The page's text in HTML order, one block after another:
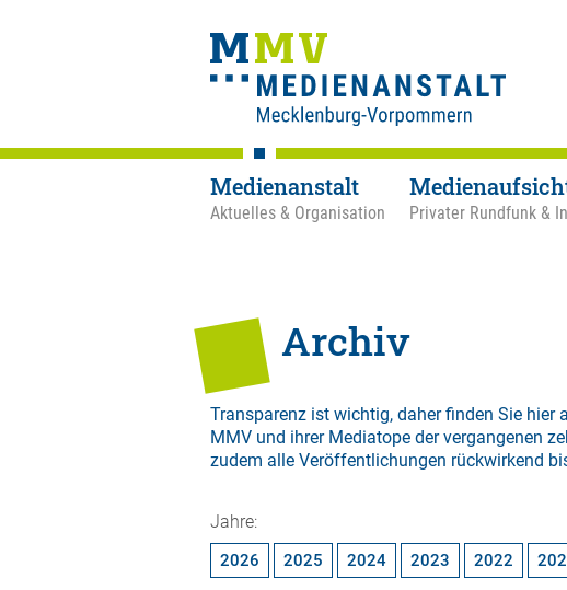
Medienanstalt
Aktuelles & Organisation Privater Rundfunk &
Archiv
Transparenz ist wichtig, daher finden Sie
MMV und ihrer Mediatope der vergangenen
zudem alle Veröffentlichungen rückwirkend
Jahre:
2026 2025 2024 2023 2022